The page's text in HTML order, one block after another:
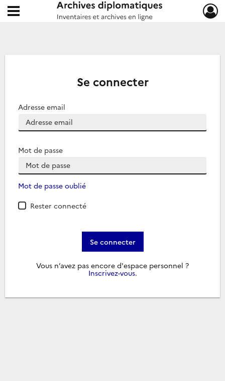
Archives diplomatiques
Ouvrir le menu déroulant
Se connecter
Adresse email
Mot de passe
Mot de passe oublié
Rester connecté
Se connecter
Vous n’avez pas encore d'espace personnel ?
Inscrivez-vous.